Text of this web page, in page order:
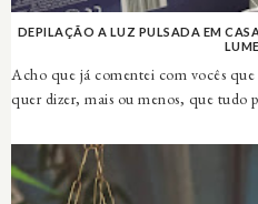
DEPILAÇÃO A LUZ PULSADA EM
Acho que já comentei com vocês
quer dizer, mais ou menos, que tudo